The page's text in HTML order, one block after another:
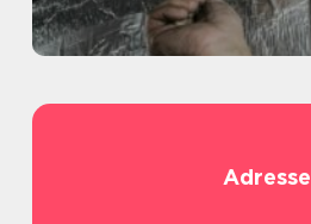
Adresse